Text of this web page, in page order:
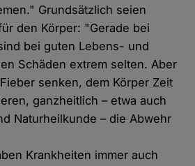
Grundsätzlich seien
den Körper: "Gerade bei
bei guten Lebens- und
Schäden extrem selten. Aber
senken, dem Körper Zeit
ganzheitlich – etwa auch
Naturheilkunde – die Abwehr
Krankheiten immer auch